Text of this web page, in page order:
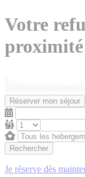
Votre
Réserver mon séjour
Rechercher
Je réserve dès